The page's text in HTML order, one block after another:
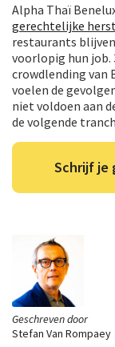
Geschreven door
Stefan Van Rompaey
Alpha Thaï
gerechtelijke
restaurants
voorlopig hun job.
crowdlending van
voelen de
niet voldoen aan
de volgende
Schrijf je